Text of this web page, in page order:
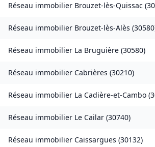
Réseau immobilier Brouzet-lès-Quissac (
Réseau immobilier Brouzet-lès-Alès (30580
Réseau immobilier La Bruguière (30580)
Réseau immobilier Cabrières (30210)
Réseau immobilier La Cadière-et-Cambo (
Réseau immobilier Le Cailar (30740)
Réseau immobilier Caissargues (30132)